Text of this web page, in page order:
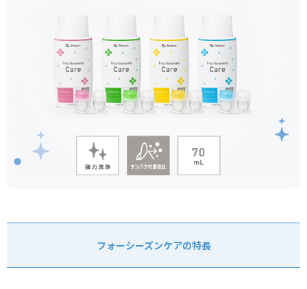
フォーシーズンケアの特長